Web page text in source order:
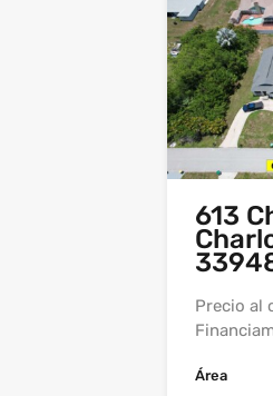
613
Precio al
Área